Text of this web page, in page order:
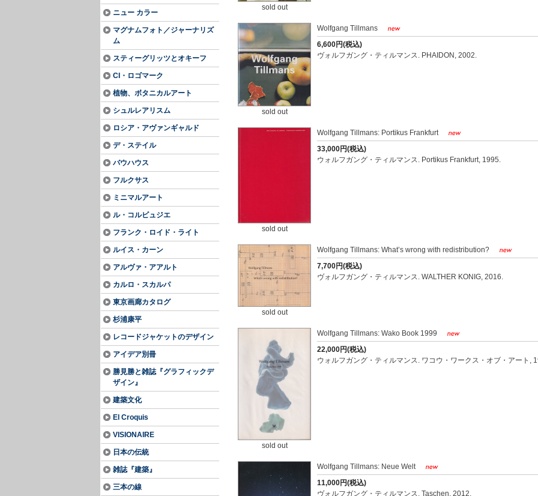
ニュー カラー
マグナムフォト／ジャーナリズ
ム
スティーグリッツとオキーフ
CI・ロゴマーク
植物、ボタニカルアート
シュルレアリスム
ロシア・アヴァンギャルド
デ・ステイル
バウハウス
フルクサス
ミニマルアート
ル・コルビュジエ
フランク・ロイド・ライト
ルイス・カーン
アルヴァ・アアルト
カルロ・スカルパ
東京画廊カタログ
杉浦康平
レコードジャケットのデザイン
アイデア別冊
勝見勝と雑誌『グラフィックデ
ザイン』
建築文化
El Croquis
VISIONAIRE
日本の伝統
雑誌『建築』
三本の線
sold out
sold out
Wolfgang Tillmans
6,600円(税込)
ヴォルフガング・ティルマンス. PHAIDON, 2002.
sold out
Wolfgang Tillmans: Portikus Frankfurt
33,000円(税込)
ウォルフガング・ティルマンス. Portikus Frankfurt, 1995.
sold out
Wolfgang Tillmans: What’s wrong with redistribution?
7,700円(税込)
ヴォルフガング・ティルマンス. WALTHER KONIG, 2016.
sold out
Wolfgang Tillmans: Wako Book 1999
22,000円(税込)
ウォルフガング・ティルマンス. ワコウ・ワークス・オブ・アート,
Wolfgang Tillmans: Neue Welt
11,000円(税込)
ヴォルフガング・ティルマンス. Taschen, 2012.